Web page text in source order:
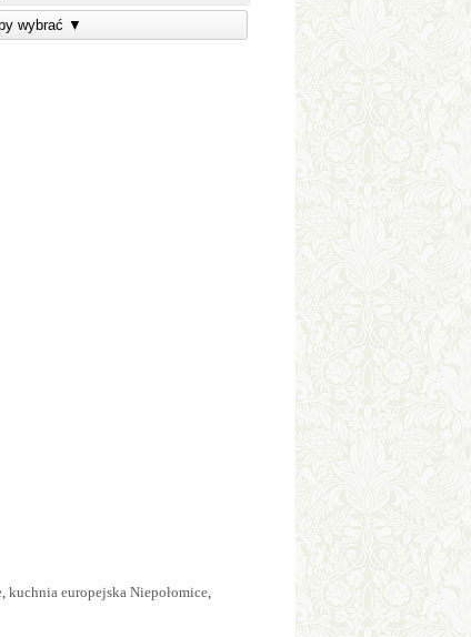
wybrać ▼
, kuchnia europejska Niepołomice,